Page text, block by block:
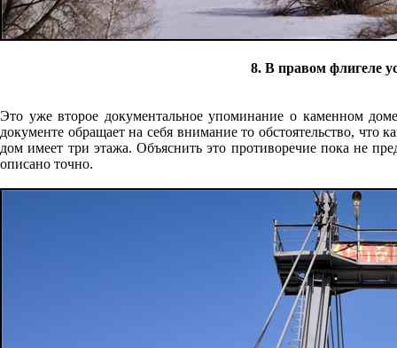
8. В правом флигеле
Это уже второе документальное упоминание о каменном
документе обращает на себя внимание то обстоятельство,
дом имеет три этажа. Объяснить это противоречие пока не
описано точно.